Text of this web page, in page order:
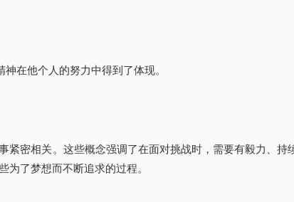
在他个人的努力中得到了体现。
紧密相关。这些概念强调了在面对挑战时，需要有毅力、
为了梦想而不断追求的过程。